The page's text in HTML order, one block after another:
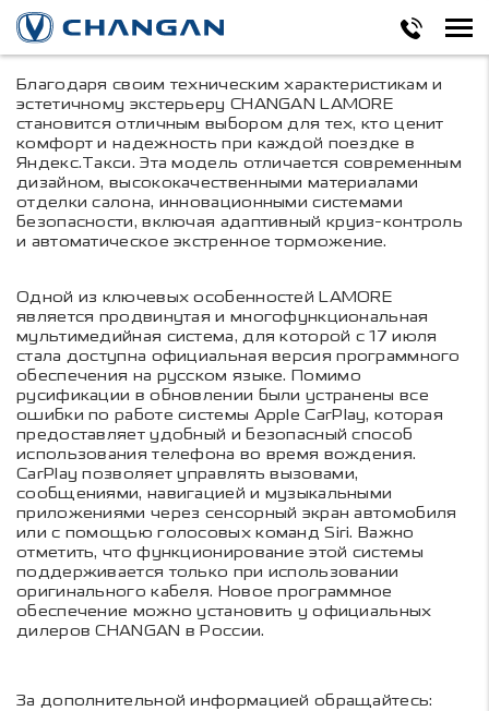
предоставляют доступ к бесплатному Wi-Fi и
мультимедийным системам.
Благодаря своим техническим характеристикам и
эстетичному экстерьеру CHANGAN LAMORE
становится отличным выбором для тех, кто ценит
комфорт и надежность при каждой поездке в
Яндекс.Такси. Эта модель отличается современным
дизайном, высококачественными материалами
отделки салона, инновационными системами
безопасности, включая адаптивный круиз-контроль
и автоматическое экстренное торможение.
Одной из ключевых особенностей LAMORE
является продвинутая и многофункциональная
мультимедийная система, для которой с 17 июля
стала доступна официальная версия программного
обеспечения на русском языке. Помимо
русификации в обновлении были устранены все
ошибки по работе системы Apple CarPlay, которая
предоставляет удобный и безопасный способ
использования телефона во время вождения.
CarPlay позволяет управлять вызовами,
сообщениями, навигацией и музыкальными
приложениями через сенсорный экран автомобиля
или с помощью голосовых команд Siri. Важно
отметить, что функционирование этой системы
поддерживается только при использовании
оригинального кабеля. Новое программное
обеспечение можно установить у официальных
дилеров CHANGAN в России.
За дополнительной информацией обращайтесь: